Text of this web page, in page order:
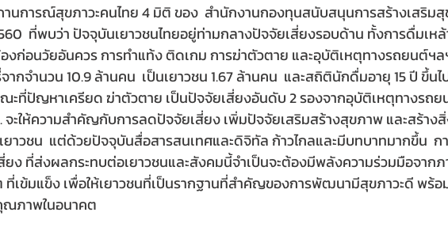
านการณ์สุขภาวะคนไทย 4 มิติ ของ  สำนักงานกองทุนสนับสนุนการสร้างเสริม
ที่พบว่า ปัจจุบันเยาวชนไทยอยู่ท่ามกลางปัจจัยเสี่ยงรอบด้าน ทั้งการดื่มเห
งก่อนวัยอันควร การทำแท้ง ติดเกม การฆ่าตัวตาย และอุบัติเหตุทางรถยนต์ฯ
กจำนวน 10.9 ล้านคน  เป็นเยาวชน 1.67 ล้านคน  และสถิตินักดื่มอายุ 15 ปี ขึ้น
ณะที่ปัญหาเครียด ฆ่าตัวตาย เป็นปัจจัยเสี่ยงอันดับ 2 รองจากอุบัติเหตุทางรถย
จะให้ความสำคัญกับการลดปัจจัยเสี่ยง เพิ่มปัจจัยเสริมสร้างสุขภาพ และสร้าง
าวชน  แต่ด้วยปัจจุบันสื่อสารสนเทศและดิจิทัล ก้าวไกลและมีบทบาทมากขึ้น  กา
ยง ที่ส่งผลกระทบต่อเยาวชนและสังคมนี้จำเป็นจะต้องมีพลังความร่วมมือจากภ
ที่เข้มแข็ง เพื่อให้เยาวชนที่เป็นรากฐานที่สำคัญของการพัฒนามีสุขภาวะดี พร้อ
ภาพในอนาคต